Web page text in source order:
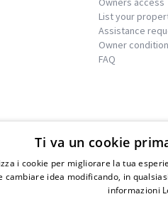
List your
Assistance
Owner
FAQ
We
01976730497 - Iscrizione C.I.A.A di
Ti va un cookie
i cookie per migliorare la tua
cambiare idea modificando, in
informazioni